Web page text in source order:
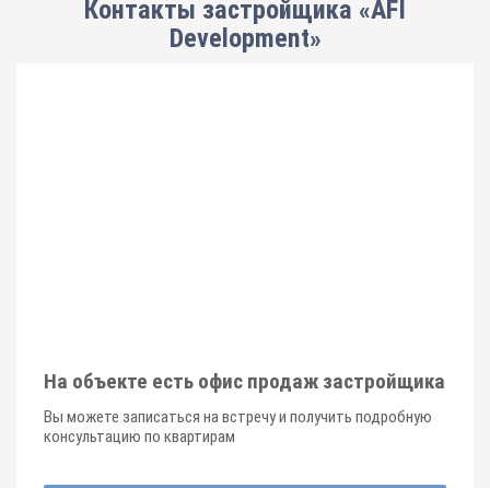
Контакты застройщика «AFI
Development»
На объекте есть офис продаж застройщика
Вы можете записаться на встречу и получить подробную
консультацию по квартирам